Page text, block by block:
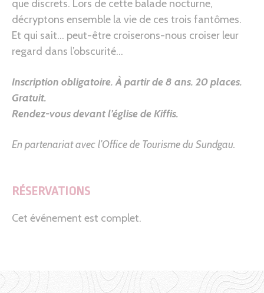
que discrets. Lors de cette balade nocturne,
décryptons ensemble la vie de ces trois fantômes.
Et qui sait… peut-être croiserons-nous croiser leur
regard dans l’obscurité…
Inscription obligatoire.À partir de 8 ans. 20 places.
Gratuit.
Rendez-vous devant l’église de Kiffis.
En partenariat avec l’Office de Tourisme du Sundgau.
RÉSERVATIONS
Cet événement est complet.